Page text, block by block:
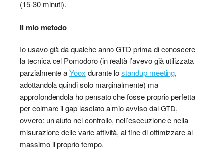
(15-30 minuti).
Il mio metodo
Io usavo già da qualche anno GTD prima di conoscere
la tecnica del Pomodoro (in realtà l’avevo già utilizzata
parzialmente aYoox durante lostandup meeting,
adottandola quindi solo marginalmente) ma
approfondendola ho pensato che fosse proprio perfetta
per colmare il gap lasciato a mio avviso dal GTD,
ovvero: un aiuto nel controllo, nell’esecuzione e nella
misurazione delle varie attività, al fine di ottimizzare al
massimo il proprio tempo.